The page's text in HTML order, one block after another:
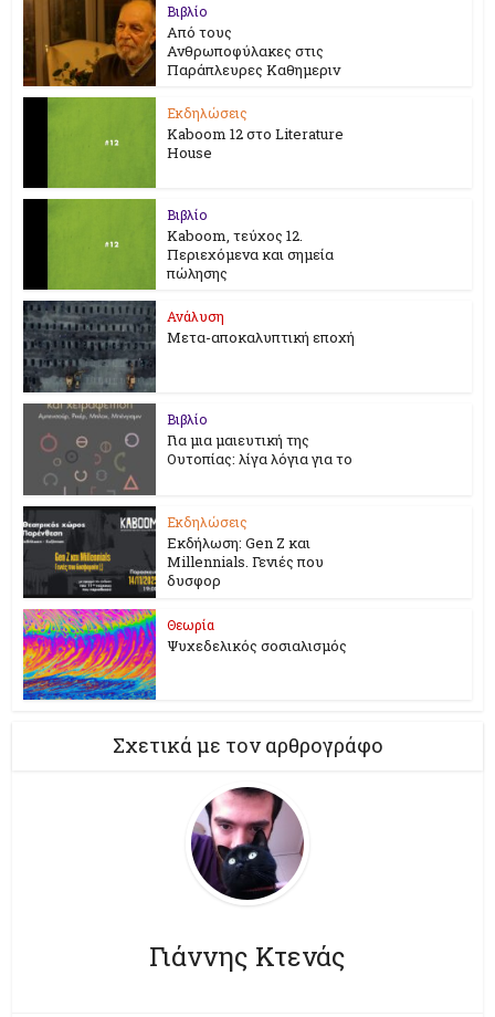
Βιβλίο
Από τους
Ανθρωποφύλακες στις
Παράπλευρες Καθημεριν
Εκδηλώσεις
Kaboom 12 στο Literature
House
Βιβλίο
Kaboom, τεύχος 12.
Περιεχόμενα και σημεία
πώλησης
Ανάλυση
Μετα-αποκαλυπτική εποχή
Βιβλίο
Για μια μαιευτική της
Ουτοπίας: λίγα λόγια για το
Εκδηλώσεις
Εκδήλωση: Gen Z και
Millennials. Γενιές που
δυσφορ
Θεωρία
Ψυχεδελικός σοσιαλισμός
Σχετικά με τον αρθρογράφο
Γιάννης Κτενάς